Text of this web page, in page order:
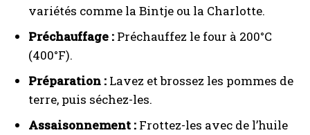
variétés comme la Bintje ou la Charlotte.
Préchauffage : Préchauffez le four à 200°C
(400°F).
Préparation : Lavez et brossez les pommes de
terre, puis séchez-les.
Assaisonnement : Frottez-les avec de l’huile